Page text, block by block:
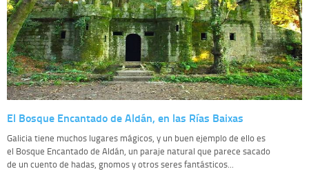
El Bosque Encantado de Aldán, en las Rías Baixas
Galicia tiene muchos lugares mágicos, y un buen ejemplo de ello es
el Bosque Encantado de Aldán, un paraje natural que parece sacado
de un cuento de hadas, gnomos y otros seres fantásticos...